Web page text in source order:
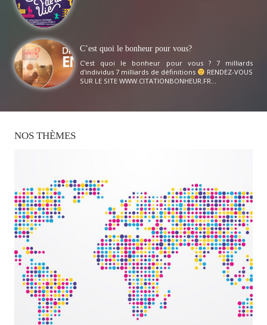
C’est quoi le bonheur pour vous?
C'est quoi le bonheur pour vous ? 7 milliards
d'individus 7 milliards de définitions
RENDEZ-VOUS
SUR LE SITE WWW.CITATIONBONHEUR.FR...
NOS THÈMES